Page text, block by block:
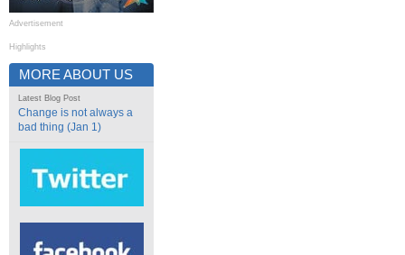
Advertisement
Highlights
MORE ABOUT US
Latest Blog Post
Change is not always a
bad thing (Jan 1)